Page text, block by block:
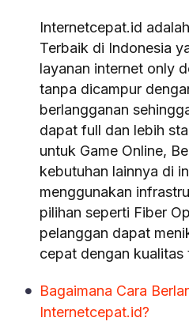
Internetcepat.id
Terbaik di Indonesia
layanan internet only
tanpa dicampur
berlangganan
dapat full dan lebih
untuk Game Online,
kebutuhan lainnya di
menggunakan
pilihan seperti Fiber
pelanggan dapat
cepat dengan kualitas
Bagaimana Cara
Internetcepat.id?